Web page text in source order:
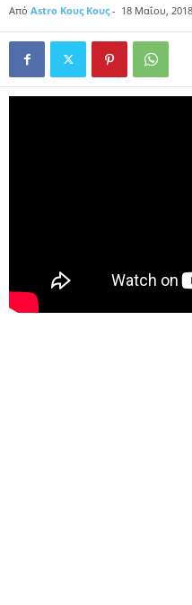
Από Astro Κους Κους- 18 Μαΐου, 2018